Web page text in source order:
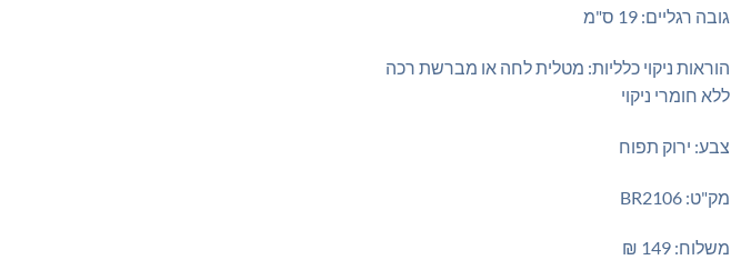
גובה רגליים: 19 ס"מ
הוראות ניקוי כלליות: מטלית לחה או מברשת רכה
ללא חומרי ניקוי
צבע: ירוק תפוח
מק"ט: BR2106
משלוח: 149 ₪